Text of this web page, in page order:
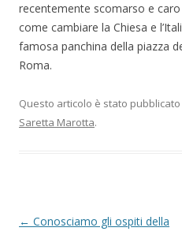
recentemente scomarso e
come cambiare la Chiesa e
famosa panchina della piazza
Roma.
Questo articolo è stato pubblicato
Saretta Marotta.
N
← Conosciamo gli ospiti della